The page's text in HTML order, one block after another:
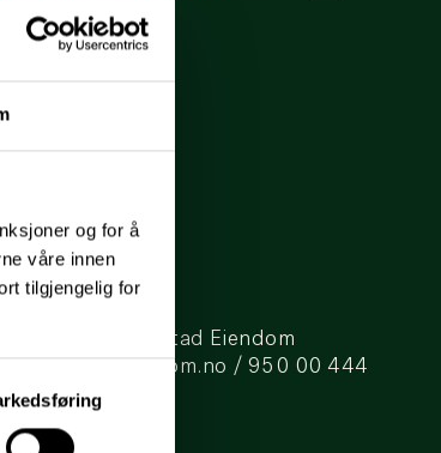
og for å
våre innen
tilgjengelig for
for Mustad Eiendom
/ 950 00 444